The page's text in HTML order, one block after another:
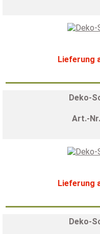
Lieferung
Deko-
Art.-
Lieferung
Deko-